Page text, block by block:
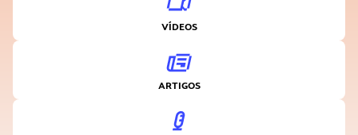
VÍDEOS
ARTIGOS